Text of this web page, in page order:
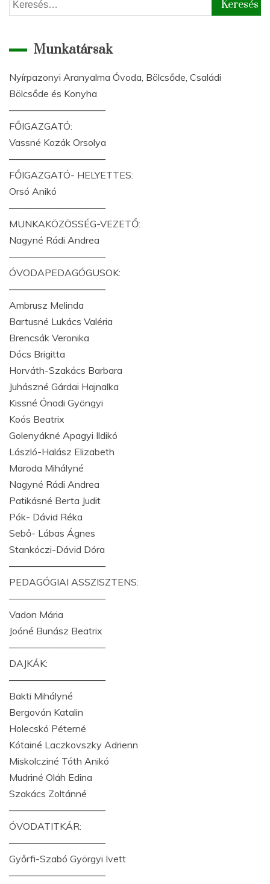
Munkatársak
Nyírpazonyi Aranyalma Óvoda, Bölcsőde, Családi
Bölcsőde és Konyha
——————————
FŐIGAZGATÓ:
Vassné Kozák Orsolya
——————————
FŐIGAZGATÓ- HELYETTES:
Orsó Anikó
——————————
MUNKAKÖZÖSSÉG-VEZETŐ:
Nagyné Rádi Andrea
——————————
ÓVODAPEDAGÓGUSOK:
——————————
Ambrusz Melinda
Bartusné Lukács Valéria
Brencsák Veronika
Dócs Brigitta
Horváth-Szakács Barbara
Juhászné Gárdai Hajnalka
Kissné Ónodi Gyöngyi
Koós Beatrix
Golenyákné Apagyi Ildikó
László-Halász Elizabeth
Maroda Mihályné
Nagyné Rádi Andrea
Patikásné Berta Judit
Pók- Dávid Réka
Sebő- Lábas Ágnes
Stankóczi-Dávid Dóra
——————————
PEDAGÓGIAI ASSZISZTENS:
——————————
Vadon Mária
Joóné Bunász Beatrix
——————————
DAJKÁK:
——————————
Bakti Mihályné
Bergován Katalin
Holecskó Péterné
Kótainé Laczkovszky Adrienn
Miskolcziné Tóth Anikó
Mudriné Oláh Edina
Szakács Zoltánné
——————————
ÓVODATITKÁR:
——————————
Győrfi-Szabó Györgyi Ivett
——————————